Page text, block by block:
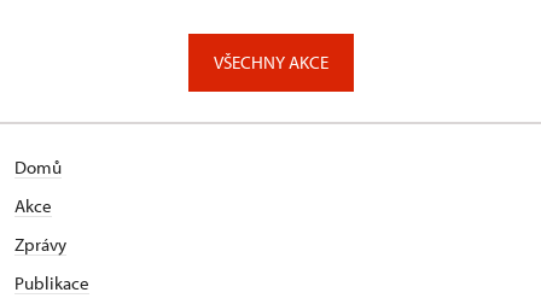
VŠECHNY AKCE
Domů
Akce
Zprávy
Publikace